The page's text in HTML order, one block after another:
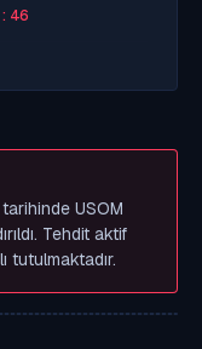
USOM
Tehdit aktif
tutulmaktadır.